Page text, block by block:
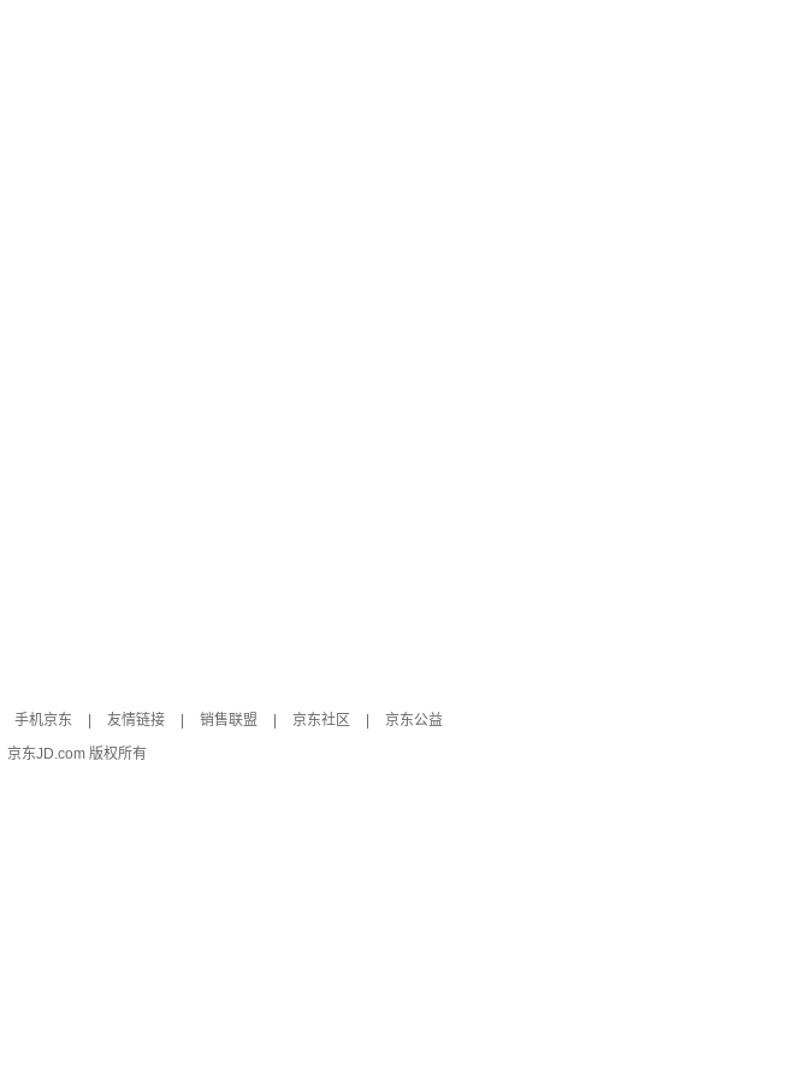
手机京东 友情链接 销售联盟 京东社区
京东公益
京东JD.com 版权所有